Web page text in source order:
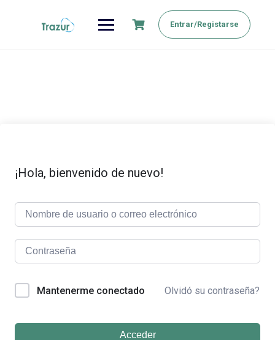
Entrar/Registarse
¡Hola, bienvenido de nuevo!
Mantenerme conectado Olvidó su contraseña?
Acceder